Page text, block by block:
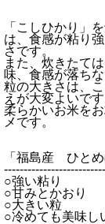
「こしひかり」
は、食感が粘り
さです。
また、炊きたて
味、食感が落ち
粒の大きさは、
えが大変よいです
柔らかいお米を
メです。
「福島産 ひと
○強い粘り
○甘みとかおり
○大きい粒
○冷めても美味し